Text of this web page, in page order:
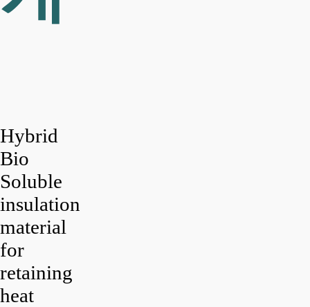
Hybrid
Bio
Soluble
insulation
material
for
retaining
heat